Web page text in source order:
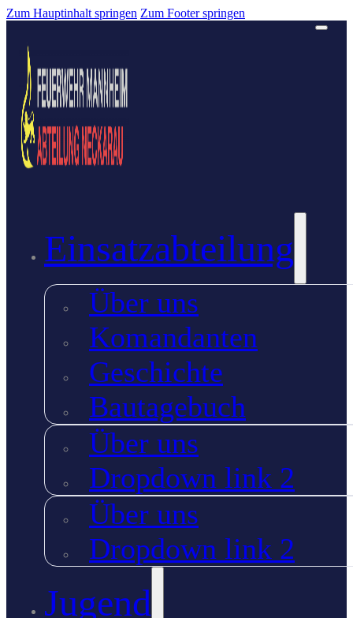
Zum Hauptinhalt springen Zum Footer springen
Einsatzabteilung
Über uns
Komandanten
Geschichte
Bautagebuch
Über uns
Dropdown link 2
Über uns
Dropdown link 2
Jugend